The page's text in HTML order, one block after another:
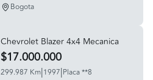
Bogota
Chevrolet Blazer 4x4 Mecanica
$17.000.000
299.987 Km|1997|Placa **8